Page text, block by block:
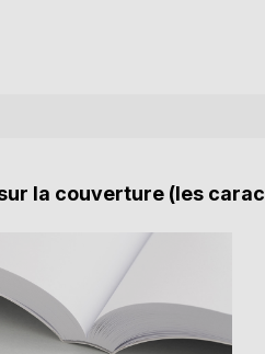
la couverture (les